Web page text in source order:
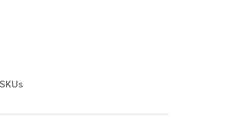
SKUs